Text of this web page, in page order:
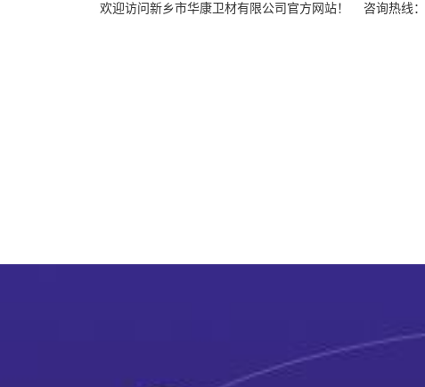
欢迎访问新乡市华康卫材有限公司官方网站！ 咨询热线：